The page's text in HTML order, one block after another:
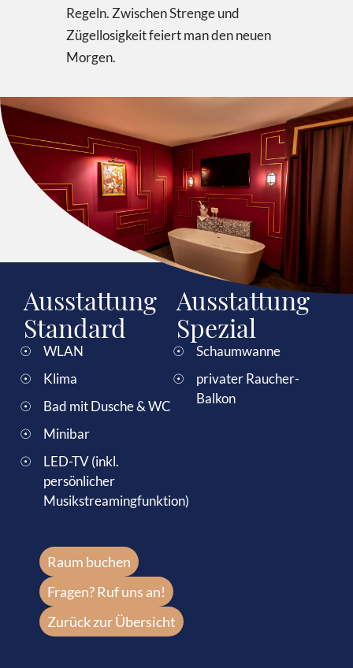
Regeln. Zwischen Strenge und
Zügellosigkeit feiert man den neuen
Morgen.
Ausstattung
Standard
WLAN
Klima
Bad mit Dusche & WC
Minibar
LED-TV (inkl.
persönlicher
Musikstreamingfunktion)
Ausstattung
Spezial
Schaumwanne
privater Raucher-
Balkon
Raum buchen
Fragen? Ruf uns an!
Zurück zur Übersicht